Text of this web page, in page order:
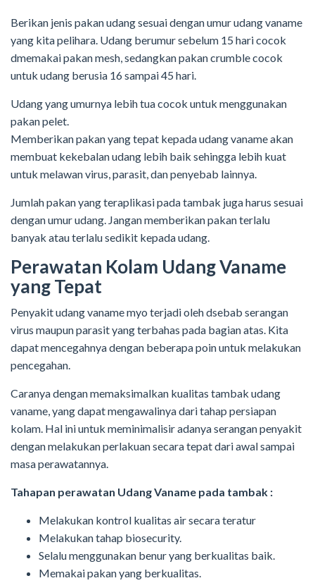
Berikan jenis pakan udang sesuai dengan umur udang vaname
yang kita pelihara. Udang berumur sebelum 15 hari cocok
dmemakai pakan mesh, sedangkan pakan crumble cocok
untuk udang berusia 16 sampai 45 hari.
Udang yang umurnya lebih tua cocok untuk menggunakan
pakan pelet.
Memberikan pakan yang tepat kepada udang vaname akan
membuat kekebalan udang lebih baik sehingga lebih kuat
untuk melawan virus, parasit, dan penyebab lainnya.
Jumlah pakan yang teraplikasi pada tambak juga harus sesuai
dengan umur udang. Jangan memberikan pakan terlalu
banyak atau terlalu sedikit kepada udang.
Perawatan Kolam Udang Vaname
yang Tepat
Penyakit udang vaname myo terjadi oleh dsebab serangan
virus maupun parasit yang terbahas pada bagian atas. Kita
dapat mencegahnya dengan beberapa poin untuk melakukan
pencegahan.
Caranya dengan memaksimalkan kualitas tambak udang
vaname, yang dapat mengawalinya dari tahap persiapan
kolam. Hal ini untuk meminimalisir adanya serangan penyakit
dengan melakukan perlakuan secara tepat dari awal sampai
masa perawatannya.
Tahapan perawatan Udang Vaname pada tambak :
Melakukan kontrol kualitas air secara teratur
Melakukan tahap biosecurity.
Selalu menggunakan benur yang berkualitas baik.
Memakai pakan yang berkualitas.